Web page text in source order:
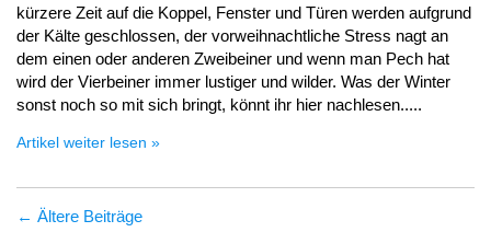
kürzere Zeit auf die Koppel, Fenster und Türen werden aufgrund
der Kälte geschlossen, der vorweihnachtliche Stress nagt an
dem einen oder anderen Zweibeiner und wenn man Pech hat
wird der Vierbeiner immer lustiger und wilder. Was der Winter
sonst noch so mit sich bringt, könnt ihr hier nachlesen.....
Artikel weiter lesen »
← Ältere Beiträge